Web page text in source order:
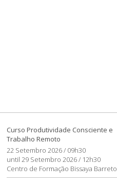
Curso Produtividade Consciente e
Trabalho Remoto
22 Setembro 2026 / 09h30
until 29 Setembro 2026 / 12h30
Centro de Formação Bissaya Barreto